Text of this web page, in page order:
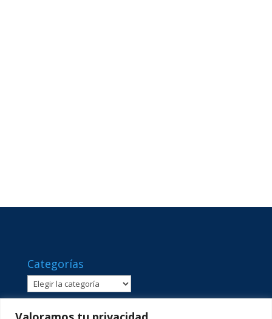
Categorías
Categorías